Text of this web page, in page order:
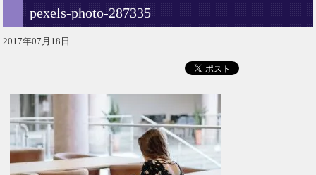
pexels-photo-287335
2017年07月18日